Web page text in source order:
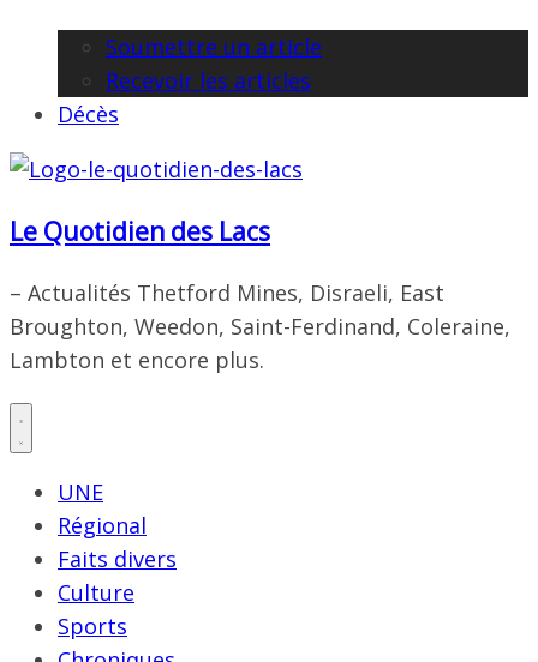
Soumettre un article
Recevoir les articles
Décès
Le Quotidien des Lacs
– Actualités Thetford Mines, Disraeli, East
Broughton, Weedon, Saint-Ferdinand, Coleraine,
Lambton et encore plus.
UNE
Régional
Faits divers
Culture
Sports